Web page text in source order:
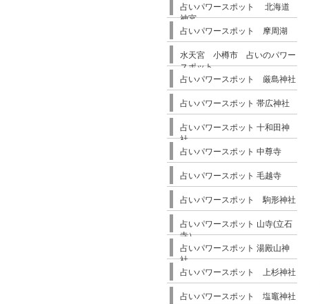
占いパワースポット 北海道
神宮
占いパワースポット 摩周湖
水天宮 小樽市 占いのパワー
スポット
占いパワースポット 厳島神社
占いパワースポット 帯広神社
占いパワースポット 十和田神
社
占いパワースポット 中尊寺
占いパワースポット 毛越寺
占いパワースポット 駒形神社
占いパワースポット 山寺(立石
寺）
占いパワースポット 湯殿山神
社
占いパワースポット 上杉神社
占いパワースポット 塩竈神社